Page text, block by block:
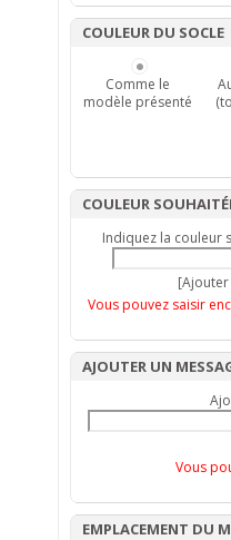
COULEUR DU SOCLE
Comme le
modèle présenté
COULEUR
Indiquez la couleur
[Ajouter
Vous pouvez saisir
AJOUTER UN
Vous
EMPLACEMENT DU